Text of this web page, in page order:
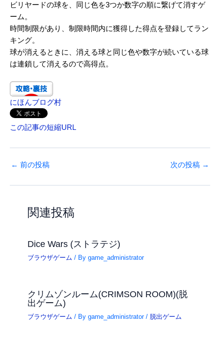
ビリヤードの球を、同じ色を3つか数字の順に繋げて消すゲ
ーム。
時間制限があり、制限時間内に獲得した得点を登録してラン
キング。
球が消えるときに、消える球と同じ色や数字が続いている球
は連鎖して消えるので高得点。
にほんブログ村
この記事の短縮URL
← 前の投稿 次の投稿 →
関連投稿
Dice Wars (ストラテジ)
ブラウザゲーム / Bygame_administrator
クリムゾンルーム(CRIMSON ROOM)(脱
出ゲーム)
ブラウザゲーム / Bygame_administrator/ 脱出ゲーム